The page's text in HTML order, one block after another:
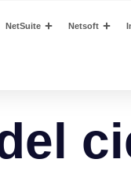
NetSuite Netsoft